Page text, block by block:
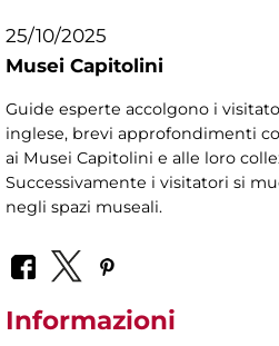
25/10/2025
Musei Capitolini
Guide esperte accolgono i
inglese, brevi approfondimenti
ai Musei Capitolini e alle loro
Successivamente i visitatori si
negli spazi museali.
Informazioni